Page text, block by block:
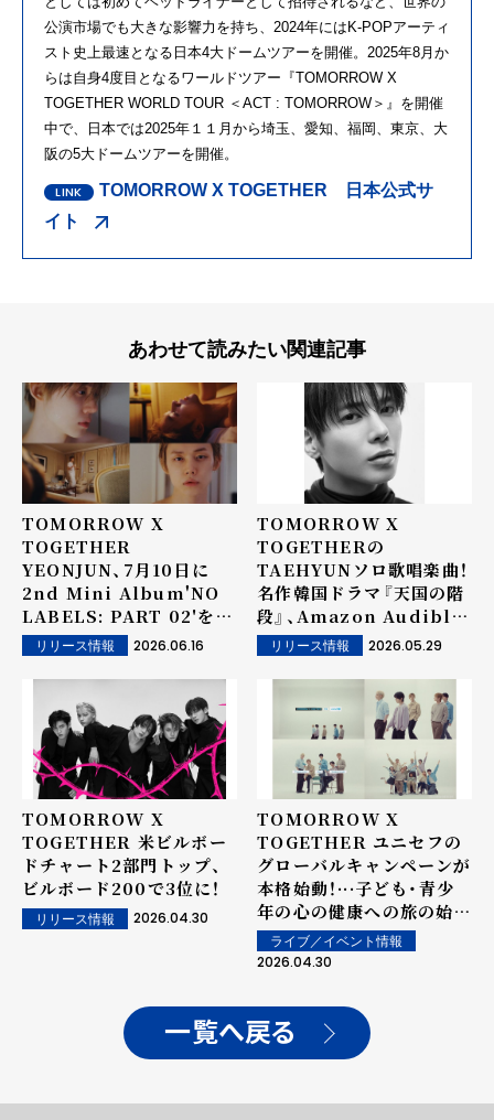
公演市場でも大きな影響力を持ち、2024年にはK-POPアーティ
スト史上最速となる日本4大ドームツアーを開催。2025年8月か
らは自身4度目となるワールドツアー『TOMORROW X
TOGETHER WORLD TOUR ＜ACT : TOMORROW＞』を開催
中で、日本では2025年１１月から埼玉、愛知、福岡、東京、大
阪の5大ドームツアーを開催。
TOMORROW X TOGETHER 日本公式サ
イト
あわせて読みたい関連記事
TOMORROW X
TOGETHER
YEONJUN、7月10日に
2nd Mini Album'NO
LABELS: PART 02'をリ
リース！
リリース情報 2026.06.16
TOMORROW X
TOGETHERの
TAEHYUNソロ歌唱楽曲！
名作韓国ドラマ『天国の階
段』、Amazon Audible
で日本語オーディオドラマ
リメイク！ 主題歌「逢いた
い (Japanese Ver.)」6月
4日（木）Amazon Music
から独占先行配信決定！
リリース情報 2026.05.29
TOMORROW X
TOGETHER 米ビルボー
ドチャート2部門トップ、
ビルボード200で3位に！
リリース情報 2026.04.30
TOMORROW X
TOGETHER ユニセフの
グローバルキャンペーンが
本格始動！···子ども・青少
年の心の健康への旅の始ま
りライブ／イベント情報
2026.04.30
一覧へ戻る